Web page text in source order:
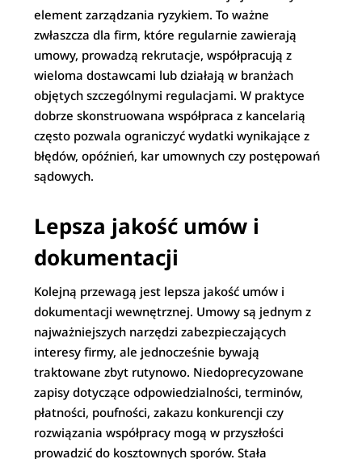
element zarządzania ryzykiem. To ważne
zwłaszcza dla firm, które regularnie zawierają
umowy, prowadzą rekrutacje, współpracują z
wieloma dostawcami lub działają w branżach
objętych szczególnymi regulacjami. W praktyce
dobrze skonstruowana współpraca z kancelarią
często pozwala ograniczyć wydatki wynikające z
błędów, opóźnień, kar umownych czy postępowań
sądowych.
Lepsza jakość umów i
dokumentacji
Kolejną przewagą jest lepsza jakość umów i
dokumentacji wewnętrznej. Umowy są jednym z
najważniejszych narzędzi zabezpieczających
interesy firmy, ale jednocześnie bywają
traktowane zbyt rutynowo. Niedoprecyzowane
zapisy dotyczące odpowiedzialności, terminów,
płatności, poufności, zakazu konkurencji czy
rozwiązania współpracy mogą w przyszłości
prowadzić do kosztownych sporów. Stała